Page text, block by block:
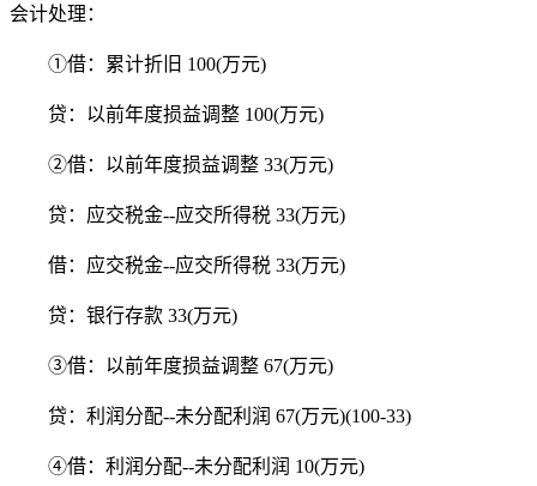
会计处理：
①借：累计折旧 100(万元)
贷：以前年度损益调整 100(万元)
②借：以前年度损益调整 33(万元)
贷：应交税金--应交所得税 33(万元)
借：应交税金--应交所得税 33(万元)
贷：银行存款 33(万元)
③借：以前年度损益调整 67(万元)
贷：利润分配--未分配利润 67(万元)(100-33)
④借：利润分配--未分配利润 10(万元)